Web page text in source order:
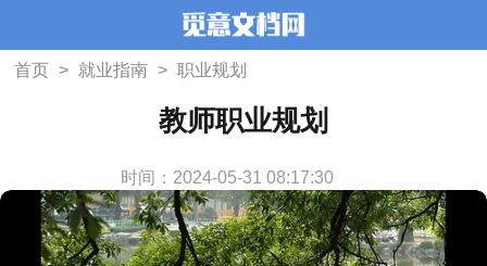
首页 > 就业指南 > 职业规划
教师职业规划
时间：2024-05-31 08:17:30